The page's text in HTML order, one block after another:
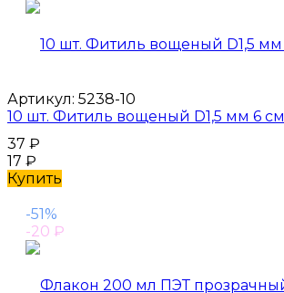
Артикул: 5238-10
10 шт. Фитиль вощеный D1,5 мм 6 см
37 ₽
17 ₽
Купить
-51%
-20 ₽